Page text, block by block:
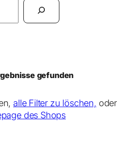
gefunden
alle Filter zu löschen, oder
des Shops